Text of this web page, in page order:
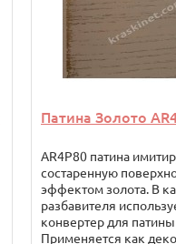
Патина Золото
AR4P80 патина
состаренную
эффектом золота. В
разбавителя
конвертер для патины
Применяется как